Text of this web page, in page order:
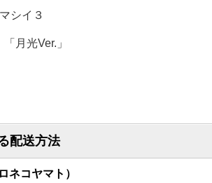
シイ３
月光Ver.」
配送方法
ネコヤマト）